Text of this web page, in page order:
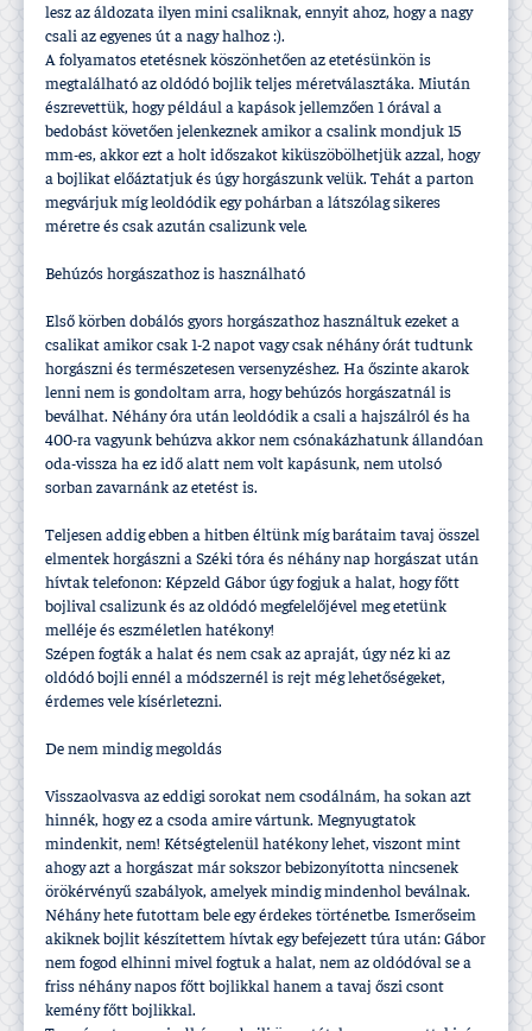
lesz az áldozata ilyen mini csaliknak, ennyit ahoz, hogy a nagy
csali az egyenes út a nagy halhoz :).
A folyamatos etetésnek köszönhetően az etetésünkön is
megtalálható az oldódó bojlik teljes méretválasztáka. Miután
észrevettük, hogy például a kapások jellemzően 1 órával a
bedobást követően jelenkeznek amikor a csalink mondjuk 15
mm-es, akkor ezt a holt időszakot kiküszöbölhetjük azzal, hogy
a bojlikat előáztatjuk és úgy horgászunk velük. Tehát a parton
megvárjuk mí­g leoldódik egy pohárban a látszólag sikeres
méretre és csak azután csalizunk vele.
Behúzós horgászathoz is használható
Első körben dobálós gyors horgászathoz használtuk ezeket a
csalikat amikor csak 1-2 napot vagy csak néhány órát tudtunk
horgászni és természetesen versenyzéshez. Ha őszinte akarok
lenni nem is gondoltam arra, hogy behúzós horgászatnál is
beválhat. Néhány óra után leoldódik a csali a hajszálról és ha
400-ra vagyunk behúzva akkor nem csónakázhatunk állandóan
oda-vissza ha ez idő alatt nem volt kapásunk, nem utolsó
sorban zavarnánk az etetést is.
Teljesen addig ebben a hitben éltünk mí­g barátaim tavaj összel
elmentek horgászni a Széki tóra és néhány nap horgászat után
hí­vtak telefonon: Képzeld Gábor úgy fogjuk a halat, hogy főtt
bojlival csalizunk és az oldódó megfelelőjével meg etetünk
melléje és eszméletlen hatékony!
Szépen fogták a halat és nem csak az apraját, úgy néz ki az
oldódó bojli ennél a módszernél is rejt még lehetőségeket,
érdemes vele kí­sérletezni.
De nem mindig megoldás
Visszaolvasva az eddigi sorokat nem csodálnám, ha sokan azt
hinnék, hogy ez a csoda amire vártunk. Megnyugtatok
mindenkit, nem! Kétségtelenül hatékony lehet, viszont mint
ahogy azt a horgászat már sokszor bebizonyí­totta nincsenek
örökérvényű szabályok, amelyek mindig mindenhol beválnak.
Néhány hete futottam bele egy érdekes történetbe. Ismerőseim
akiknek bojlit készí­tettem hí­vtak egy befejezett túra után: Gábor
nem fogod elhinni mivel fogtuk a halat, nem az oldódóval se a
friss néhány napos főtt bojlikkal hanem a tavaj őszi csont
kemény főtt bojlikkal.